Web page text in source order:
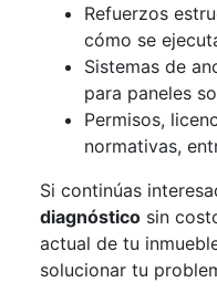
Refuerzos
cómo se
Sistemas de
para paneles
Permisos,
normativas,
Si continúas
diagnósticosin
actual de tu
solucionar tu